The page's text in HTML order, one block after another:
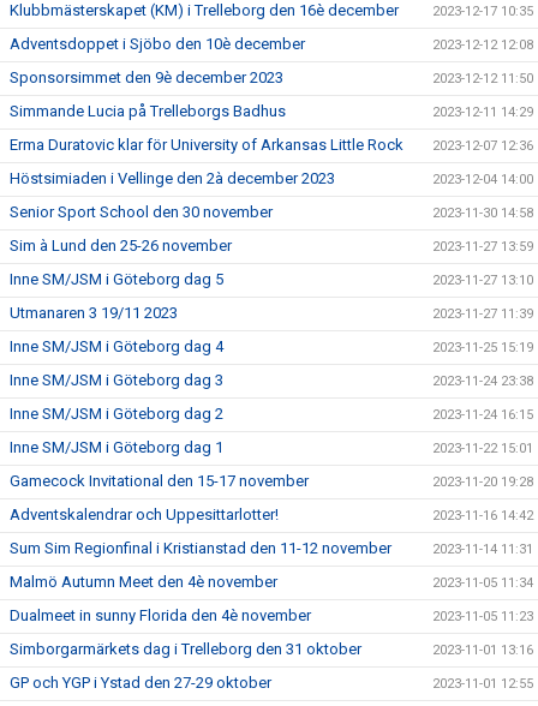
Klubbmästerskapet (KM) i Trelleborg den 16è december 2023-12-17 10:35
Adventsdoppet i Sjöbo den 10è december 2023-12-12 12:08
Sponsorsimmet den 9è december 2023 2023-12-12 11:50
Simmande Lucia på Trelleborgs Badhus 2023-12-11 14:29
Erma Duratovic klar för University of Arkansas Little Rock 2023-12-07 12:36
Höstsimiaden i Vellinge den 2à december 2023 2023-12-04 14:00
Senior Sport School den 30 november 2023-11-30 14:58
Sim à Lund den 25-26 november 2023-11-27 13:59
Inne SM/JSM i Göteborg dag 5 2023-11-27 13:10
Utmanaren 3 19/11 2023 2023-11-27 11:39
Inne SM/JSM i Göteborg dag 4 2023-11-25 15:19
Inne SM/JSM i Göteborg dag 3 2023-11-24 23:38
Inne SM/JSM i Göteborg dag 2 2023-11-24 16:15
Inne SM/JSM i Göteborg dag 1 2023-11-22 15:01
Gamecock Invitational den 15-17 november 2023-11-20 19:28
Adventskalendrar och Uppesittarlotter! 2023-11-16 14:42
Sum Sim Regionfinal i Kristianstad den 11-12 november 2023-11-14 11:31
Malmö Autumn Meet den 4è november 2023-11-05 11:34
Dualmeet in sunny Florida den 4è november 2023-11-05 11:23
Simborgarmärkets dag i Trelleborg den 31 oktober 2023-11-01 13:16
GP och YGP i Ystad den 27-29 oktober 2023-11-01 12:55